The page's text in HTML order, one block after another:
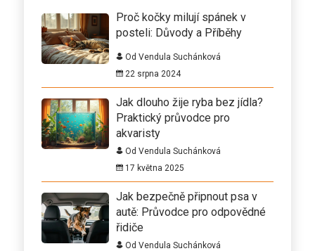
Proč kočky milují spánek v
posteli: Důvody a Příběhy
Od Vendula Suchánková
22 srpna 2024
Jak dlouho žije ryba bez jídla?
Praktický průvodce pro
akvaristy
Od Vendula Suchánková
17 května 2025
Jak bezpečně připnout psa v
autě: Průvodce pro odpovědné
řidiče
Od Vendula Suchánková